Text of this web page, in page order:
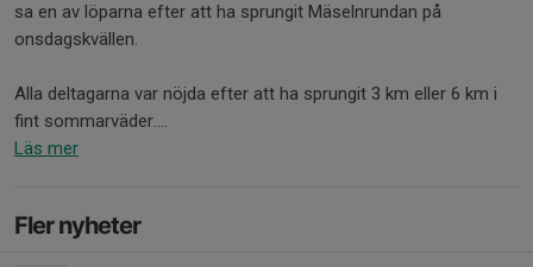
sa en av löparna efter att ha sprungit Mäselnrundan på
onsdagskvällen.
Alla deltagarna var nöjda efter att ha sprungit 3 km eller 6 km i
fint sommarväder....
Läs mer
Fler nyheter